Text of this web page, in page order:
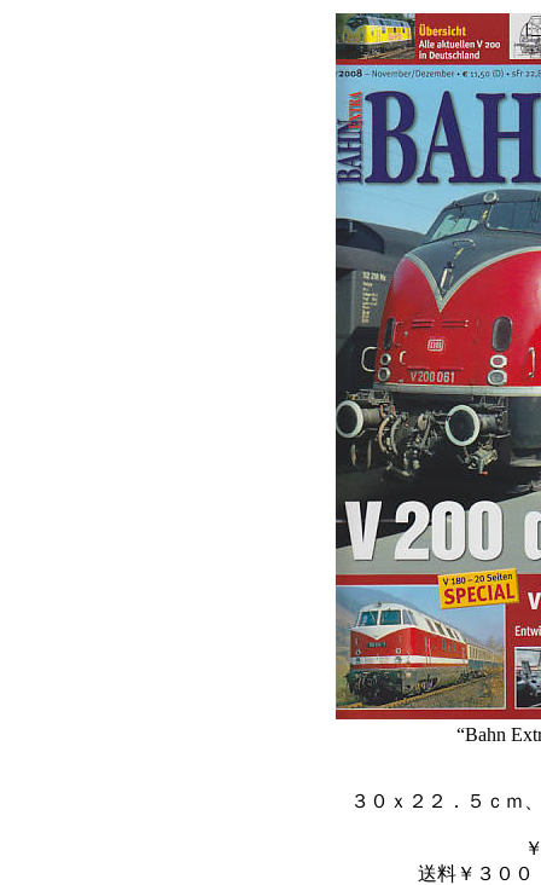
“Bahn
３０ｘ２２．５ｃｍ
送料￥３００